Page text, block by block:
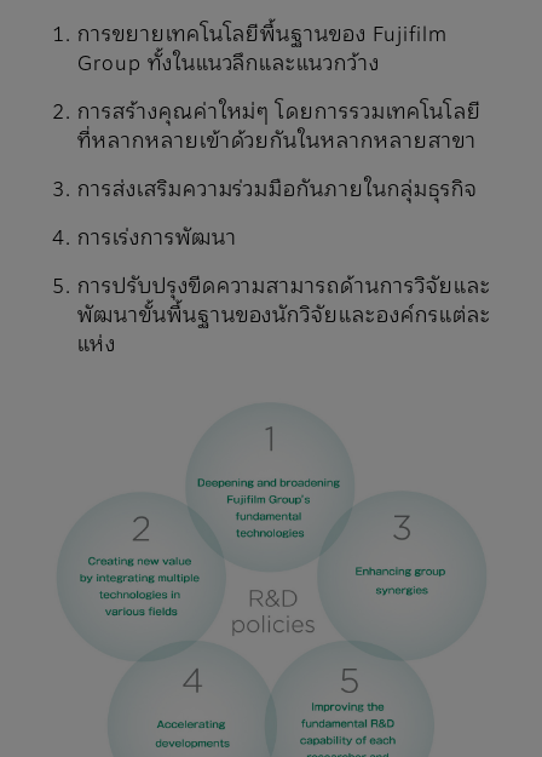
การขยายเทคโนโลยีพื้นฐานของ Fujifilm
Group ทั้งในแนวลึกและแนวกว้าง
การสร้างคุณค่าใหม่ๆ โดยการรวมเทคโนโลยี
ที่หลากหลายเข้าด้วยกันในหลากหลายสาขา
การส่งเสริมความร่วมมือกันภายในกลุ่มธุรกิจ
การเร่งการพัฒนา
การปรับปรุงขีดความสามารถด้านการวิจัยและ
พัฒนาขั้นพื้นฐานของนักวิจัยและองค์กรแต่ละ
แห่ง